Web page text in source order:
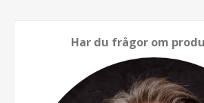
Har du frågor om